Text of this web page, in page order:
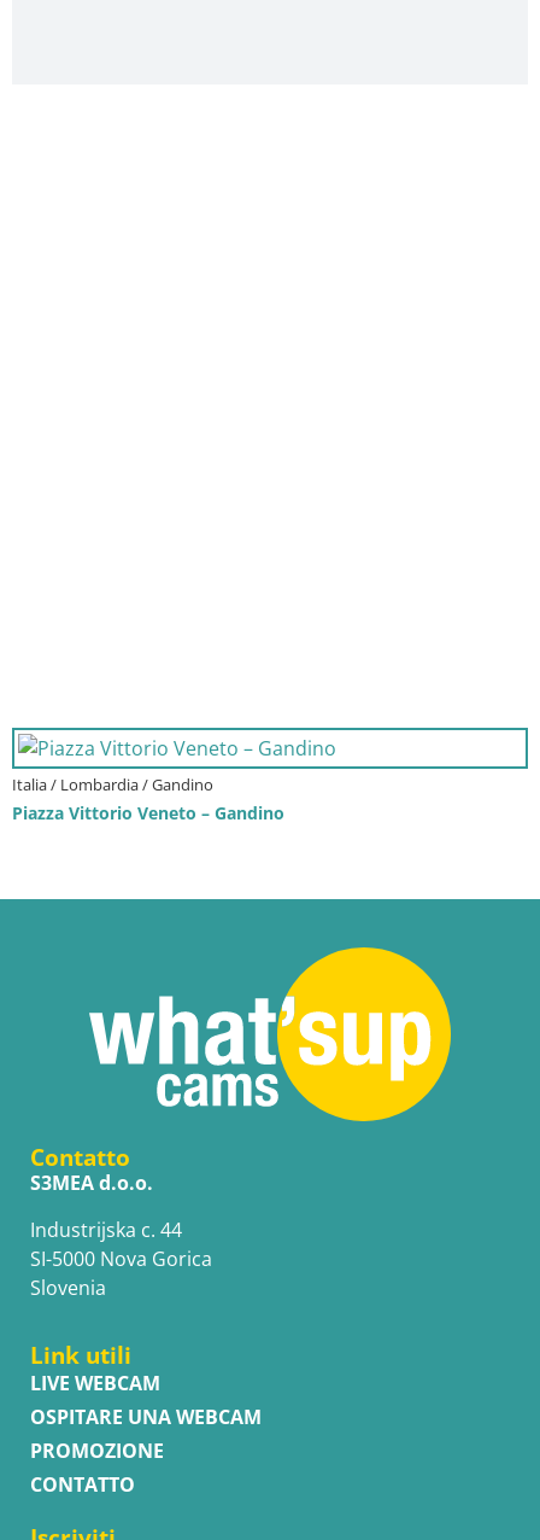
Italia / Lombardia / Gandino
Piazza Vittorio Veneto – Gandino
Contatto
S3MEA d.o.o.
Industrijska c. 44
SI-5000 Nova Gorica
Slovenia
Link utili
LIVE WEBCAM
OSPITARE UNA WEBCAM
PROMOZIONE
CONTATTO